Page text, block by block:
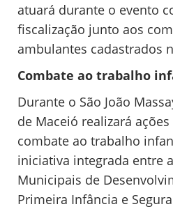
atuará durante o evento
fiscalização junto aos
ambulantes cadastrados
Combate ao trabalho
Durante o São João
de Maceió realizará
combate ao trabalho
iniciativa integrada entre
Municipais de
Primeira Infância e